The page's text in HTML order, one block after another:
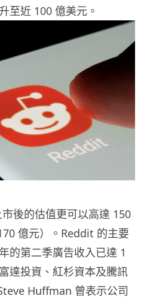
至近 100 億美元。
後的估值更可以高達 150
億元）。Reddit 的主要
的第二季廣告收入已達 1
達投資、紅杉資本及騰訊
Huffman 曾表示公司